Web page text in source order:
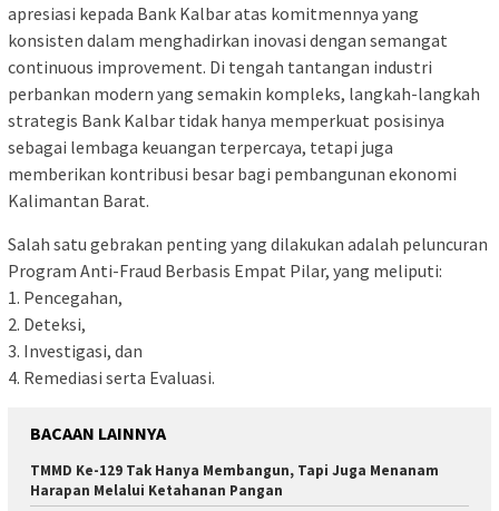
apresiasi kepada Bank Kalbar atas komitmennya yang
konsisten dalam menghadirkan inovasi dengan semangat
continuous improvement. Di tengah tantangan industri
perbankan modern yang semakin kompleks, langkah-langkah
strategis Bank Kalbar tidak hanya memperkuat posisinya
sebagai lembaga keuangan terpercaya, tetapi juga
memberikan kontribusi besar bagi pembangunan ekonomi
Kalimantan Barat.
Salah satu gebrakan penting yang dilakukan adalah peluncuran
Program Anti-Fraud Berbasis Empat Pilar, yang meliputi:
1. Pencegahan,
2. Deteksi,
3. Investigasi, dan
4. Remediasi serta Evaluasi.
BACAAN LAINNYA
TMMD Ke-129 Tak Hanya Membangun, Tapi Juga Menanam
Harapan Melalui Ketahanan Pangan